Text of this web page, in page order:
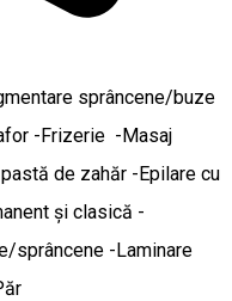
sprâncene/buze
-Frizerie -Masaj
de zahăr -Epilare cu
și clasică -
sprâncene -Laminare